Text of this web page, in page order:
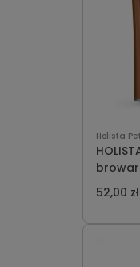
Holista
800g
52,00 zł